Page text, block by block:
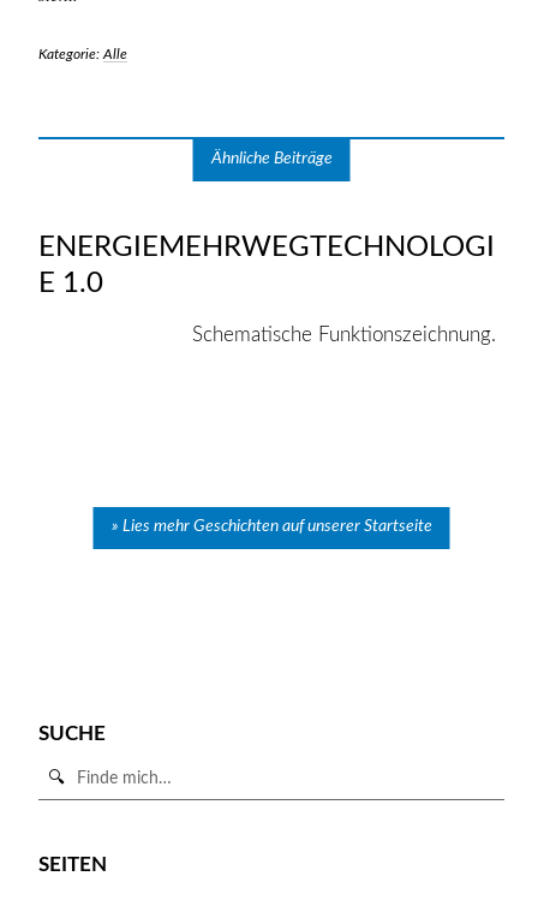
Kategorie: Alle
Ähnliche Beiträge
ENERGIEMEHRWEGTECHNOLOGI
E 1.0
Schematische Funktionszeichnung.
Lies mehr Geschichten auf unserer Startseite
SUCHE
Suche
SEITEN